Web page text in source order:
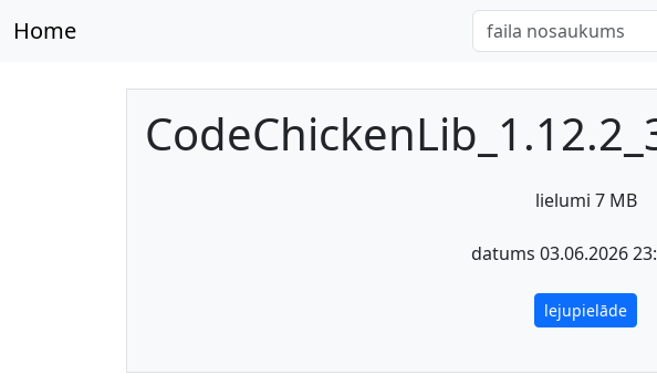
Home
lielumi 7 MB
datums 03.06.2026
lejupielāde